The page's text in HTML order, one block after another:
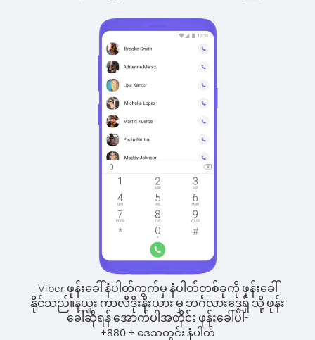
Viber ဖုန်းခေါ်နံပါတ်ကွက်မှ နံပါတ်တစ်ခုကို ဖုန်းခေါ်
နိုင်သည်။နယူး ကာလီဒိုးနီးယား မှ ဘင်္ဂလားဒေ့ရှ် သို့ ဖုန်း
ခေါ်ဆိုရန် အောက်ပါအတိုင်း ဖုန်းခေါ်ပါ-
+880+ ဒေသတွင်း နံပါတ်